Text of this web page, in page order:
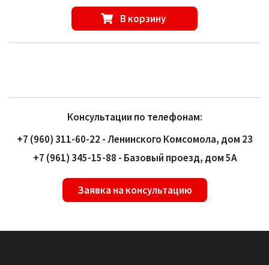
В корзину
Консультации по телефонам:
+7 (960) 311-60-22 - Ленинского Комсомола, дом 23
+7 (961) 345-15-88 - Базовый проезд, дом 5А
Заявка на консультацию